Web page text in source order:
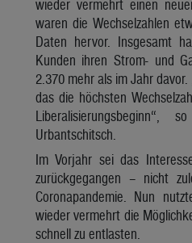
wieder vermehrt einen
waren die Wechselzahlen
Daten hervor. Insgesamt
Kunden ihren Strom- und
2.370 mehr als im Jahr
das die höchsten
Liberalisierungsbeginn“,
Urbantschitsch.
Im Vorjahr sei das
zurückgegangen – nicht
Coronapandemie. Nun
wieder vermehrt die
schnell zu entlasten.